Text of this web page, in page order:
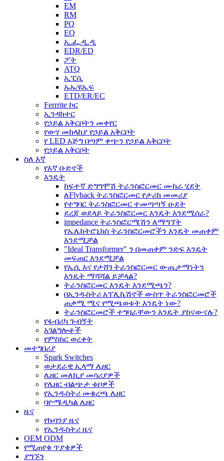
EM
RM
PQ
EQ
ኢ.ፌ.ዲ.ዲ
EDR/ED
ፖት
ATQ
ኢፒሲ
ኡኡ/ዩኤፍ
ETD/ER/EC
Ferrrite ኮር
ኢንዳክተር
የኃይል አቅርቦትን መቀየር
የውሃ መከላከያ የኃይል አቅርቦት
የ LED እጅግ በጣም ቀጭን የኃይል አቅርቦት
የኃይል አቅርቦት
ስለ እኛ
የእኛ ቡድኖች
እንዴት
ከፍተኛ ድግግሞሽ ትራንስፎርመር ሙከራ ሂደት
ለFlyback ትራንስፎርመር የታሪክ መመሪያ
የተግባር ትራንስፎርመር ተመጣጣኝ ዑደት
ደረጃ ወደላይ ትራንስፎርመር እንዴት እንደሚሰራ?
impedance ትራንስፎርሜሽን ለማግኘት
የኤሌክትሮኒክስ ትራንስፎርመሮችን እንዴት መጠቀም
እንደሚቻል
"Ideal Transformer" ን በመጠቀም ንድፍ እንዴት
መፍጠር እንደሚቻል
የኤሲ እና የታሸገ ትራንስፎርመር ውጤታማነትን
እንዴት ማሻሻል ይቻላል?
ትራንስፎርመር እንዴት እንደሚጫን?
በኢንዱስትሪ አፕሊኬሽኖች ውስጥ ትራንስፎርመሮች
ጠቃሚ ሚና የሚጫወቱት እንዴት ነው?
ትራንስፎርመሮች ተግባራቸውን እንዴት ያከናውናሉ?
የፋብሪካ ጉብኝት
አገልግሎቶች
የምስክር ወረቀት
መተግበሪያ
Spark Switches
ወታደራዊ ኢላማ ሌዘር
ሌዘር መለኪያ መሳሪያዎች
የሌዘር ብልጭታ ቱቦዎች
የኢንዱስትሪ መቁረጫ ሌዘር
ባዮሜዲካል ሌዘር
ዜና
የኩባንያ ዜና
የኢንዱስትሪ ዜና
OEM ODM
የሚጠየቁ ጥያቄዎች
ያግኙን